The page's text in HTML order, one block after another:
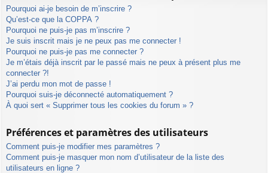
Pourquoi ai-je besoin de m’inscrire ?
Qu’est-ce que la COPPA ?
Pourquoi ne puis-je pas m’inscrire ?
Je suis inscrit mais je ne peux pas me connecter !
Pourquoi ne puis-je pas me connecter ?
Je m’étais déjà inscrit par le passé mais ne peux à présent plus me
connecter ?!
J’ai perdu mon mot de passe !
Pourquoi suis-je déconnecté automatiquement ?
À quoi sert « Supprimer tous les cookies du forum » ?
Préférences et paramètres des utilisateurs
Comment puis-je modifier mes paramètres ?
Comment puis-je masquer mon nom d’utilisateur de la liste des
utilisateurs en ligne ?